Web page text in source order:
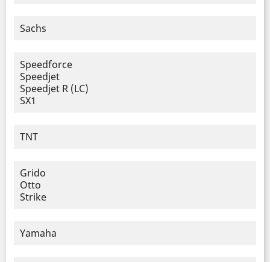
Sachs
Speedforce
Speedjet
Speedjet R (LC)
SX1
TNT
Grido
Otto
Strike
Yamaha